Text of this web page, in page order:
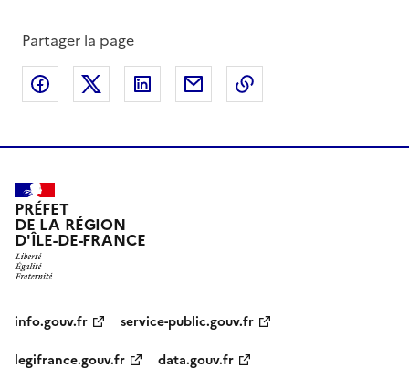
Partager la page
Partager sur Facebook
Partager sur XPartager sur LinkedIn
Partager par email
PRÉFET
DE LA RÉGION
D'ÎLE-DE-FRANCE
info.gouv.fr
service-public.gouv.fr
legifrance.gouv.fr
data.gouv.fr